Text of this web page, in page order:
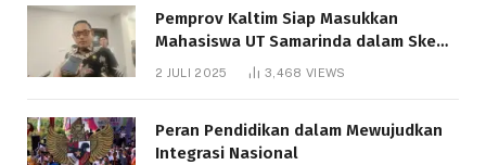
Pemprov Kaltim Siap Masukkan
Mahasiswa UT Samarinda dalam Skema
Bantuan Pendidikan Gratispol
2 JULI 2025 3,468 VIEWS
Peran Pendidikan dalam Mewujudkan
Integrasi Nasional